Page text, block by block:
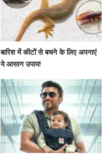
बारिश में कीटों से बचने के लिए अपनाएं
ये आसान उपाय!